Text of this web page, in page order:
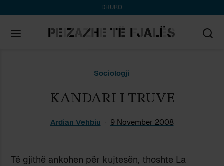
DHURO
Sociologji
KANDARI I TRUVE
Ardian Vehbiu 9 November 2008
Të gjithë ankohen për kujtesën, thoshte La